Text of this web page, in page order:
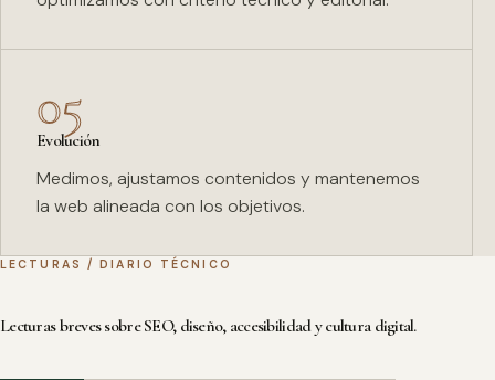
05
Evolución
Medimos, ajustamos contenidos y mantenemos
la web alineada con los objetivos.
LECTURAS / DIARIO TÉCNICO
Lecturas breves sobre SEO, diseño, accesibilidad y cultura digital.